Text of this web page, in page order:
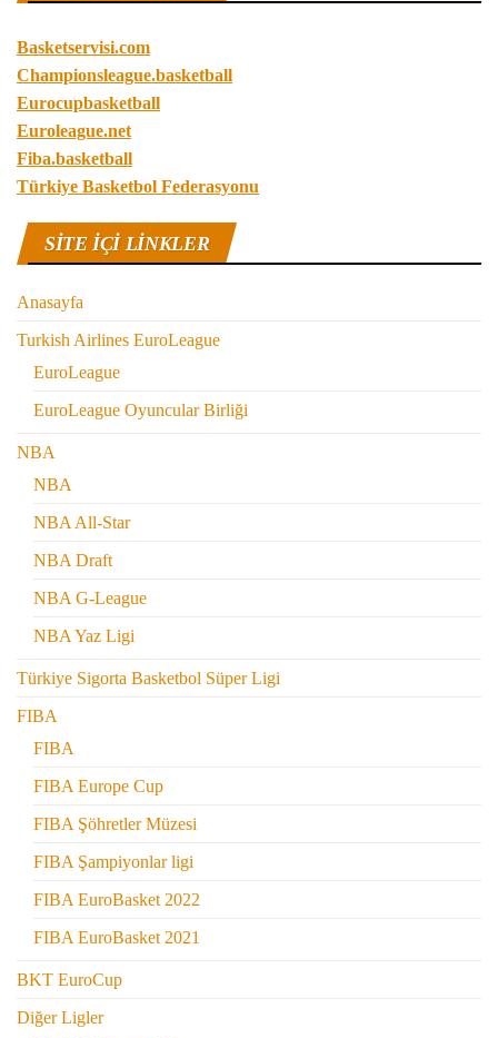
Basketservisi.com
Championsleague.basketball
Eurocupbasketball
Euroleague.net
Fiba.basketball
Türkiye Basketbol Federasyonu
SITE IÇI LINKLER
Anasayfa
Turkish Airlines EuroLeague
EuroLeague
EuroLeague Oyuncular Birliği
NBA
NBA
NBA All-Star
NBA Draft
NBA G-League
NBA Yaz Ligi
Türkiye Sigorta Basketbol Süper Ligi
FIBA
FIBA
FIBA Europe Cup
FIBA Şöhretler Müzesi
FIBA Şampiyonlar ligi
FIBA EuroBasket 2022
FIBA EuroBasket 2021
BKT EuroCup
Diğer Ligler